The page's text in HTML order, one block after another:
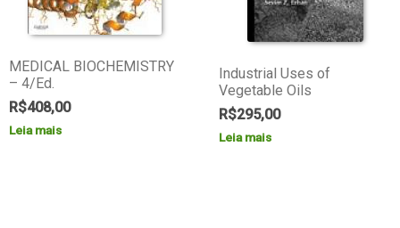
MEDICAL BIOCHEMISTRY
– 4/Ed.
R$408,00
Leia mais
Industrial Uses of
Vegetable Oils
R$295,00
Leia mais